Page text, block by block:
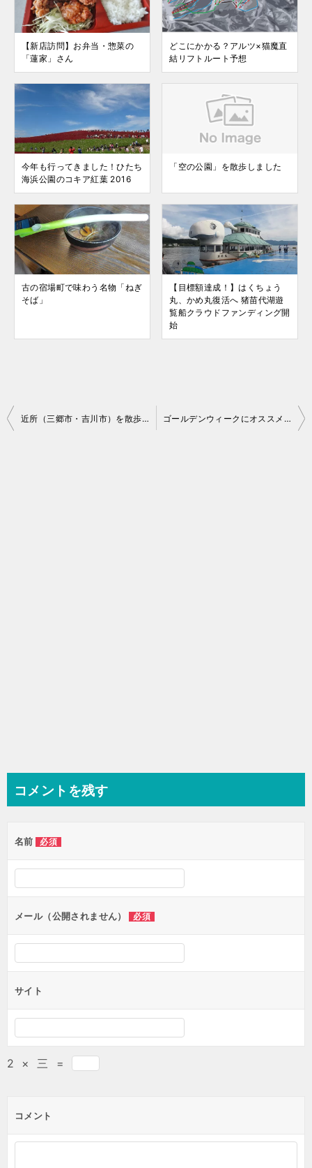
【新店訪問】お弁当・惣菜の
「蓮家」さん
どこにかかる？アルツ×猫魔直
結リフトルート予想
今年も行ってきました！ひたち
海浜公園のコキア紅葉 2016
「空の公園」を散歩しました
古の宿場町で味わう名物「ねぎ
そば」
【目標額達成！】はくちょう
丸、かめ丸復活へ 猪苗代湖遊
覧船クラウドファンディング開
始
投
近所（三郷市・吉川市）を散歩して来ました。 ゴールデンウィークにオススメ！笠間の２大祭り
コメントを残す
名前 必須
メール（公開されません） 必須
サイト
2 × 三 =
コメント